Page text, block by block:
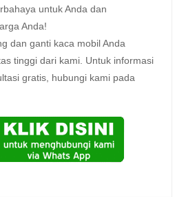
untuk Anda dan
Anda!
dan ganti kaca mobil Anda
tinggi dari kami. Untuk informasi
gratis, hubungi kami pada